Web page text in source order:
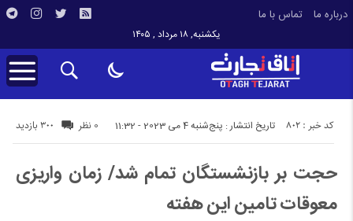
درباره ما تماس با ما
یکشنبه, ۱۸ مرداد , ۱۴۰۵
تاریخ انتشار : پنج‌شنبه 4 می 2023 - 11:32 300 بازدید کد خبر : 802 0 نظر
حجت بر بازنشستگان تمام شد/ زمان واریزی
معوقات تامین این هفته